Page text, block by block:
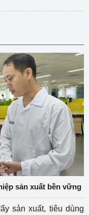
sản xuất bền vững
sản xuất, tiêu dùng